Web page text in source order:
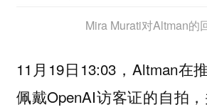
Mira Murati对Altman的
11月19日13:03，Altman在
佩戴OpenAI访客证的自拍